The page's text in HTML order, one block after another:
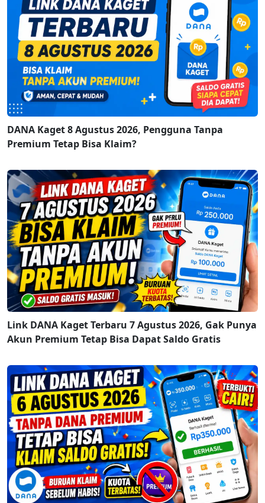
DANA Kaget 8 Agustus 2026, Pengguna Tanpa
Premium Tetap Bisa Klaim?
Link DANA Kaget Terbaru 7 Agustus 2026, Gak Punya
Akun Premium Tetap Bisa Dapat Saldo Gratis